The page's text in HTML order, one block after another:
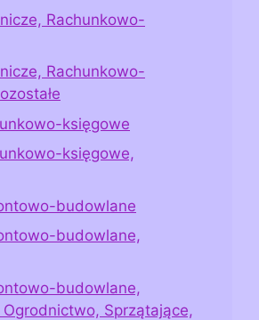
Rachunkowo-
Rachunkowo-
księgowe
księgowe,
budowlane
budowlane,
budowlane,
Sprzątające,